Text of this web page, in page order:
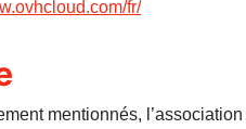
fr/
mentionnés, l’association